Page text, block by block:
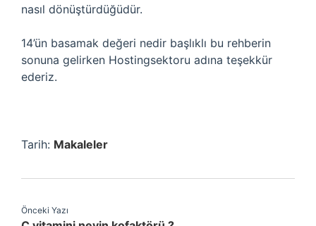
nasıl dönüştürdüğüdür.
14’ün basamak değeri nedir başlıklı bu rehberin
sonuna gelirken Hostingsektoru adına teşekkür
ederiz.
Tarih: Makaleler
Önceki Yazı